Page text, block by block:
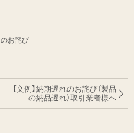
のお詫び
【文例】納期遅れのお詫び（製品
の納品遅れ）取引業者様へ